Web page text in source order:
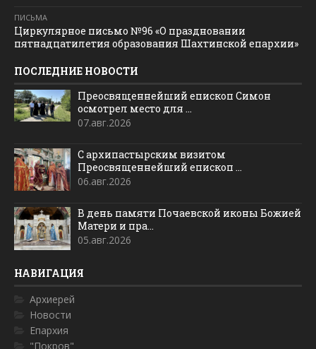
ПИСЬМА
Циркулярное письмо №96 «О праздновании
пятнадцатилетия образования Шахтинской епархии»
ПОСЛЕДНИЕ НОВОСТИ
Преосвященнейший епископ Симон
осмотрел место для ...
07.авг.2026
С архипастырским визитом
Преосвященнейший епископ ...
06.авг.2026
В день памяти Почаевской иконы Божией
Матери и пра...
05.авг.2026
НАВИГАЦИЯ
Архиерей
Новости
Епархия
"Покров"